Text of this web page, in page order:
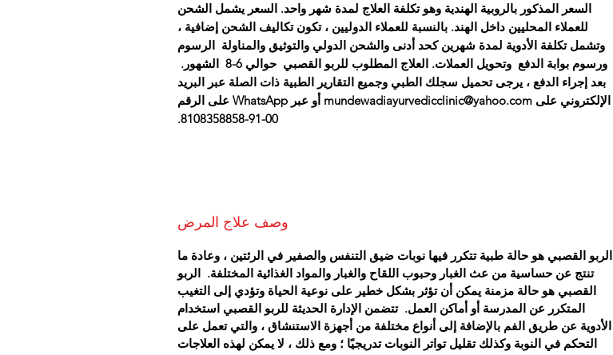
السعر المذكور بالروبية الهندية وهو تكلفة العلاج لمدة شهر واحد. السعر يشمل الشحن
للعملاء المحليين داخل الهند. بالنسبة للعملاء الدوليين ، تكون تكاليف الشحن إضافية ،
وتشمل تكلفة الأدوية لمدة شهرين كحد أدنى والشحن الدولي والتوثيق والمناولة الرسوم
ورسوم بوابة الدفع وتحويل العملات. العلاج المطلوب للربو القصبي حوالي 6-8 الشهور.
بعد إجراء الدفع ، يرجى تحميل سجلك الطبي وجميع التقارير الطبية ذات الصلة عبر البريد
الإلكتروني على mundewadiayurvedicclinic@yahoo.com أو عبر WhatsApp على الرقم
00-91-8108358858.
وصف علاج المرض
الربو القصبي هو حالة طبية تتكرر فيها نوبات ضيق التنفس والصفير في الرئتين ، وعادة ما
تنتج عن حساسية من عث الغبار وحبوب اللقاح والغبار والمواد الغذائية المختلفة. الربو
القصبي هو حالة مزمنة يمكن أن تؤثر بشكل خطير على نوعية الحياة وتؤدي إلى التغيب
المتكرر عن المدرسة أو أماكن العمل. تتضمن الإدارة الحديثة للربو القصبي استخدام
الأدوية عن طريق الفم بالإضافة إلى أنواع مختلفة من أجهزة الاستنشاق ، والتي تعمل على
التحكم في النوبة وكذلك تقليل تواتر النوبات تدريجيًا ؛ ومع ذلك ، لا يمكن لهذه العلاجات